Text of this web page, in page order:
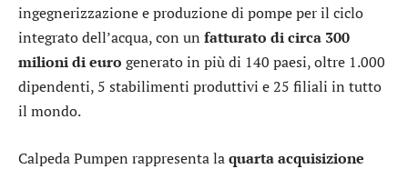
ingegnerizzazione e produzione di pompe per il ciclo
integrato dell’acqua, con un fatturato di circa 300
milioni di euro generato in più di 140 paesi, oltre 1.000
dipendenti, 5 stabilimenti produttivi e 25 filiali in tutto
il mondo.
Calpeda Pumpen rappresenta laquarta acquisizione